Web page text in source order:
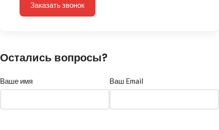
Заказать звонок
Остались вопросы?
Ваше имя Ваш Email